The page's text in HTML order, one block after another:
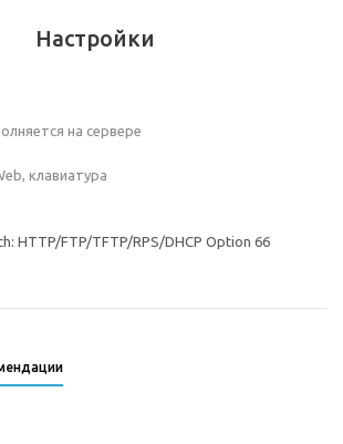
Настройки
на сервере
клавиатура
HTTP/FTP/TFTP/RPS/DHCP Option 66